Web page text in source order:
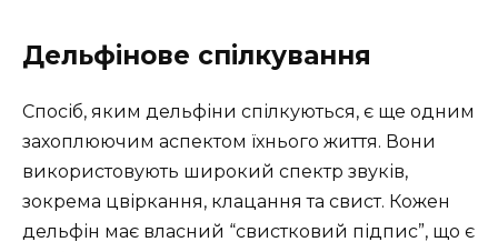
Дельфінове спілкування
Спосіб, яким дельфіни спілкуються, є ще одним
захоплюючим аспектом їхнього життя. Вони
використовують широкий спектр звуків,
зокрема цвіркання, клацання та свист. Кожен
дельфін має власний “свистковий підпис”, що є